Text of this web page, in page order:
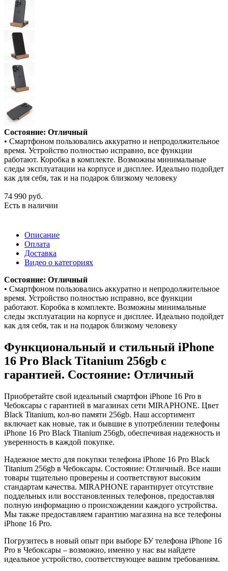
Состояние: Отличный
• Смартфоном пользовались аккуратно и непродолжительное
время. Устройство полностью исправно, все функции
работают. Коробка в комплекте. Возможны минимальные
следы эксплуатации на корпусе и дисплее. Идеально подойдет
как для себя, так и на подарок близкому человеку
74 990 руб.
Есть в наличии
Описание
Оплата
Доставка
Видео о категориях
Состояние: Отличный
• Смартфоном пользовались аккуратно и непродолжительное
время. Устройство полностью исправно, все функции
работают. Коробка в комплекте. Возможны минимальные
следы эксплуатации на корпусе и дисплее. Идеально подойдет
как для себя, так и на подарок близкому человеку
Функциональный и стильный iPhone
16 Pro Black Titanium 256gb с
гарантией. Состояние: Отличный
Приобретайте свой идеальный смартфон iPhone 16 Pro в
Чебоксары с гарантией в магазинах сети MIRAPHONE. Цвет
Black Titanium, кол-во памяти 256gb. Наш ассортимент
включает как новые, так и бывшие в употреблении телефоны
iPhone 16 Pro Black Titanium 256gb, обеспечивая надежность и
уверенность в каждой покупке.
Надежное место для покупки телефона iPhone 16 Pro Black
Titanium 256gb в Чебоксары. Состояние: Отличный. Все наши
товары тщательно проверены и соответствуют высоким
стандартам качества. MIRAPHONE гарантирует отсутствие
поддельных или восстановленных телефонов, предоставляя
полную информацию о происхождении каждого устройства.
Мы также предоставляем гарантию магазина на все телефоны
iPhone 16 Pro.
Погрузитесь в новый опыт при выборе БУ телефона iPhone 16
Pro в Чебоксары – возможно, именно у нас вы найдете
идеальное устройство, соответствующее вашим требованиям.